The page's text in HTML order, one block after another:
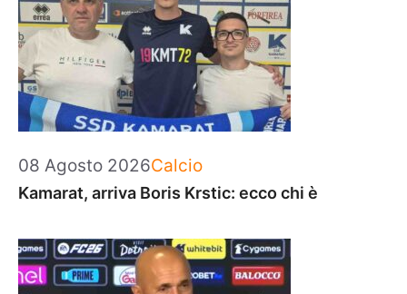
08 Agosto 2026Categorie
Calcio
Kamarat, arriva Boris Krstic: ecco chi è